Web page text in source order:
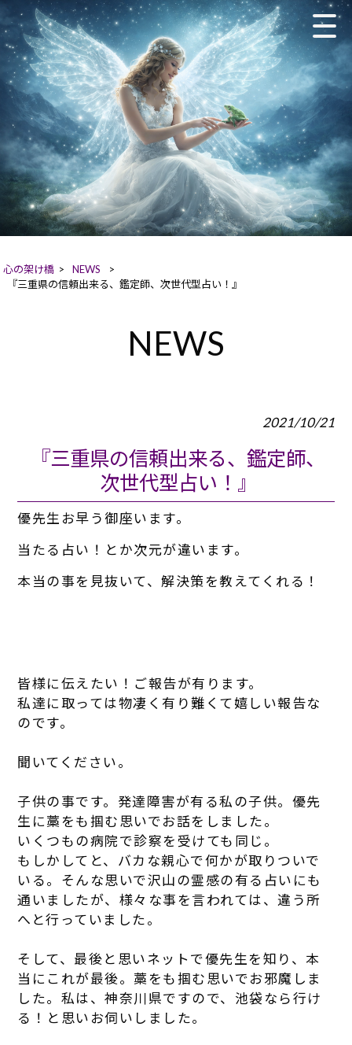
心の架け橋 > NEWS
>
『三重県の信頼出来る、鑑定師、次世代型占い！』
NEWS
2021/10/21
『三重県の信頼出来る、鑑定師、
次世代型占い！』
優先生お早う御座います。
当たる占い！とか次元が違います。
本当の事を見抜いて、解決策を教えてくれる！
皆様に伝えたい！ご報告が有ります。
私達に取っては物凄く有り難くて嬉しい報告な
のです。
聞いてください。
子供の事です。発達障害が有る私の子供。優先
生に藁をも掴む思いでお話をしました。
いくつもの病院で診察を受けても同じ。
もしかしてと、バカな親心で何かが取りついで
いる。そんな思いで沢山の霊感の有る占いにも
通いましたが、様々な事を言われては、違う所
へと行っていました。
そして、最後と思いネットで優先生を知り、本
当にこれが最後。藁をも掴む思いでお邪魔しま
した。私は、神奈川県ですので、池袋なら行け
る！と思いお伺いしました。